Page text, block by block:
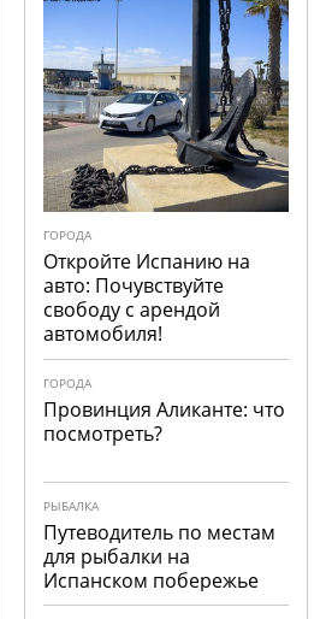
ГОРОДА
Откройте Испанию на
авто: Почувствуйте
свободу с арендой
автомобиля!
ГОРОДА
Провинция Аликанте: что
посмотреть?
РЫБАЛКА
Путеводитель по местам
для рыбалки на
Испанском побережье